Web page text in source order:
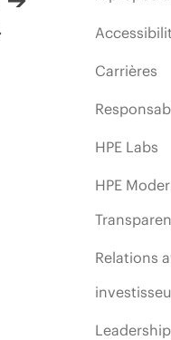
Carrières
HPE Labs
HPE
Relations
Leadership